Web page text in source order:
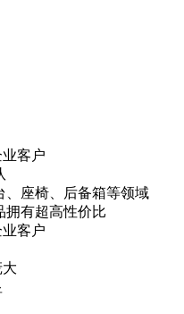
客户
座椅、后备箱等领域
拥有超高性价比
客户